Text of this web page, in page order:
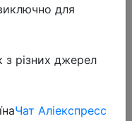
+ 3 800
для
різних джерел
Чат Аліекспресс